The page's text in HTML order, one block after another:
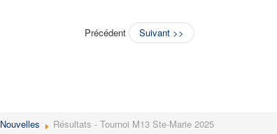
Précédent Suivant >>
Nouvelles Résultats - Tournoi M13 Ste-Marie 2025